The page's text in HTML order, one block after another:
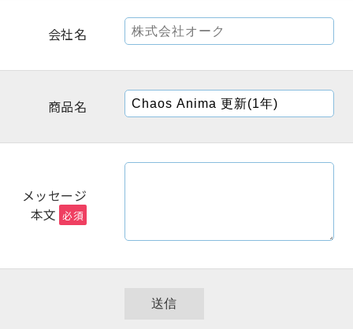
会社名
商品名
メッセージ
本文 必須